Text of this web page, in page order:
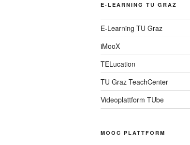
E-LEARNING TU GRAZ
E-Learning TU Graz
iMooX
TELucation
TU Graz TeachCenter
Videoplattform TUbe
MOOC PLATTFORM